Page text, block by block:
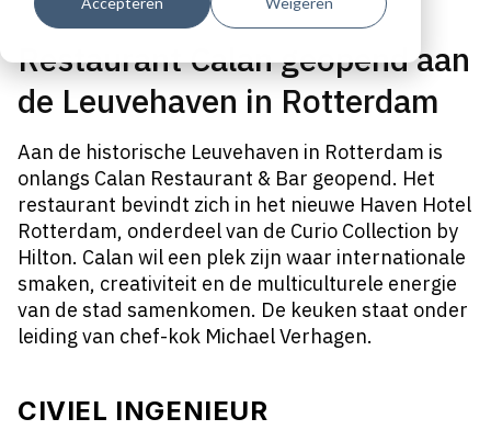
Gepubliceerd op: 19 januari 2026
Restaurant Calan geopend aan
de Leuvehaven in Rotterdam
Aan de historische Leuvehaven in Rotterdam is
onlangs Calan Restaurant & Bar geopend. Het
restaurant bevindt zich in het nieuwe Haven Hotel
Rotterdam, onderdeel van de Curio Collection by
Hilton. Calan wil een plek zijn waar internationale
smaken, creativiteit en de multiculturele energie
van de stad samenkomen. De keuken staat onder
leiding van chef-kok Michael Verhagen.
CIVIEL INGENIEUR